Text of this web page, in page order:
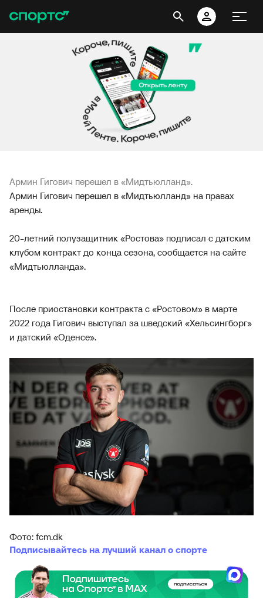
Армин Гигович перешел в «Мидтьюлланд».
Армин Гигович перешел в «Мидтьюлланд» на правах
аренды.
20-летний полузащитник «Ростова» подписал с датским
клубом контракт до конца сезона, сообщается на сайте
«Мидтьюлланда».
После приостановки контракта с «Ростовом» в марте
2022 года Гигович выступал за шведский «Хельсингборг»
и датский «Оденсе».
Фото: fcm.dk
Подписывайтесь на лучший канал о спорте